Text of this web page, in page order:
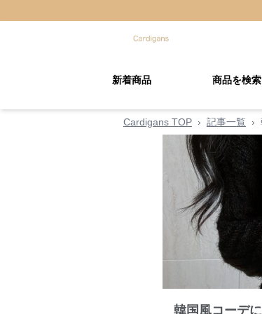
新着商品 商品を検索
Cardigans TOP › 記事一覧 ›
韓国風コーデ